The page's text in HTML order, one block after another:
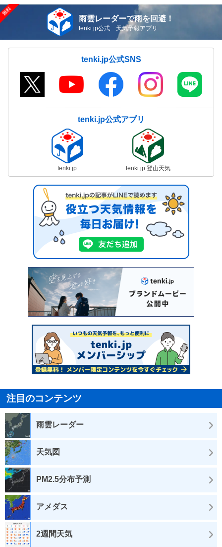
雨雲レーダーで雨を回避！
tenki.jp公式 天気予報アプリ
tenki.jp公式SNS
tenki.jp公式アプリ
tenki.jp tenki.jp 登山天気
注目のコンテンツ
雨雲レーダー
天気図
PM2.5分布予測
アメダス
2週間天気